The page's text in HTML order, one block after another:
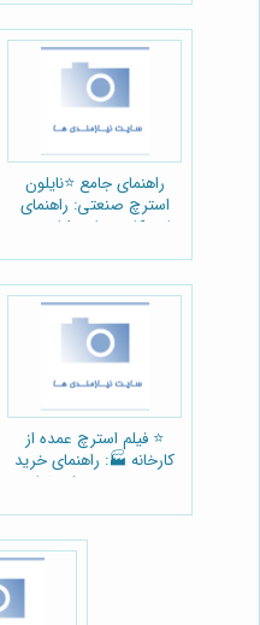
راهنمای جامع ⭐️نایلون
استرچ صنعتی: راهنمای
جامع کاربردها، مزایا و خرید
⭐️ فیلم استرچ عمده از
کارخانه 🏭: راهنمای خرید
مستقیم + معرفی تولید